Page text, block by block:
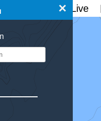
×
Nederland - Live